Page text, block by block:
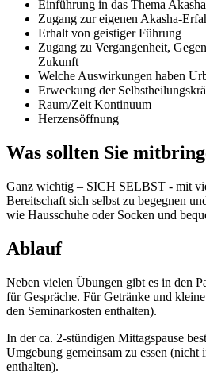
Einführung in das Thema
Zugang zur eigenen Akasha-
Erhalt von geistiger Führung
Zugang zu Vergangenheit,
Zukunft
Welche Auswirkungen haben
Erweckung der
Raum/Zeit Kontinuum
Herzensöffnung
Was sollten Sie
Ganz wichtig – SICH SELBST - mit
Bereitschaft sich selbst zu begegnen
wie Hausschuhe oder Socken und
Ablauf
Neben vielen Übungen gibt es in den
für Gespräche. Für Getränke und
den Seminarkosten enthalten).
In der ca. 2-stündigen Mittagspause
Umgebung gemeinsam zu essen (nicht
enthalten).